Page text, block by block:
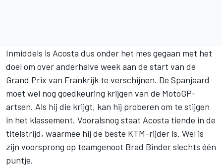
Inmiddels is Acosta dus onder het mes gegaan met het
doel om over anderhalve week aan de start van de
Grand Prix van Frankrijk te verschijnen. De Spanjaard
moet wel nog goedkeuring krijgen van de MotoGP-
artsen. Als hij die krijgt, kan hij proberen om te stijgen
in het klassement. Vooralsnog staat Acosta tiende in de
titelstrijd, waarmee hij de beste KTM-rijder is. Wel is
zijn voorsprong op teamgenoot Brad Binderslechts één
puntje.